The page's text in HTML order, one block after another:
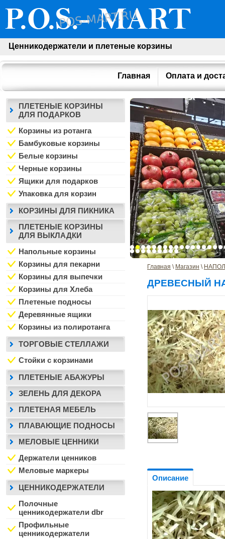
Ценникодержатели и плетеные корзины
Главная Оплата и
Главная \ Магазин \
ДРЕВЕСНЫЙ
Описание
ПЛЕТЕНЫЕ КОРЗИНЫ
ДЛЯ ПОДАРКОВ
Корзины из ротанга
Бамбуковые корзины
Белые корзины
Черные корзины
Ящики для подарков
Упаковка для корзин
КОРЗИНЫ ДЛЯ ПИКНИКА
ПЛЕТЕНЫЕ КОРЗИНЫ
ДЛЯ ВЫКЛАДКИ
Напольные корзины
Корзины для пекарни
Корзины для выпечки
Корзины для Хлеба
Плетеные подносы
Деревянные ящики
Корзины из полиротанга
ТОРГОВЫЕ СТЕЛЛАЖИ
Стойки с корзинами
ПЛЕТЕНЫЕ АБАЖУРЫ
ЗЕЛЕНЬ ДЛЯ ДЕКОРА
ПЛЕТЕНАЯ МЕБЕЛЬ
ПЛАВАЮЩИЕ ПОДНОСЫ
МЕЛОВЫЕ ЦЕННИКИ
Держатели ценников
Меловые маркеры
ЦЕННИКОДЕРЖАТЕЛИ
Полочные
ценникодержатели dbr
Профильные
ценникодержатели